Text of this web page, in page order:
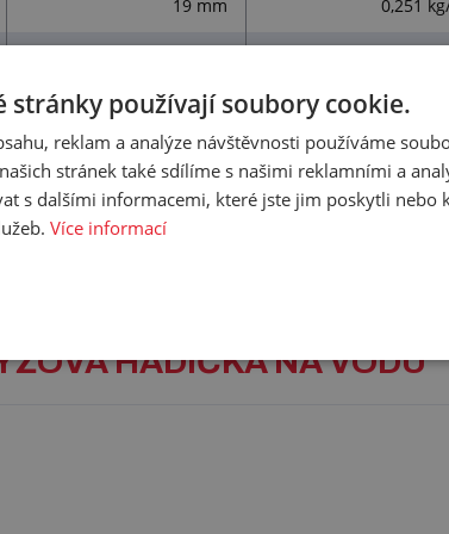
19 mm 0,251
22 mm 0,271 kg/
25 mm 0,312
HADIČKA NA VODU
stránky používají soubory cookie.
reklam a analýze návštěvnosti používáme
stránek také sdílíme s našimi reklamními a
s dalšími informacemi, které jste jim poskytli nebo
Více informací